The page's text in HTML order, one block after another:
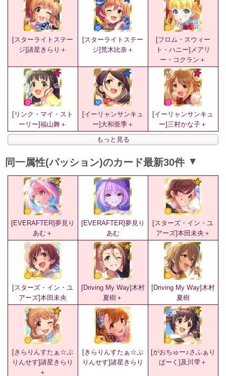
[スターライトステー
ジ]諸星きらり＋
[スターライトステー
ジ]荒木比奈＋
[フロム・スウィー
ト・ハニー]メアリ
ー・コクラン＋
[リンク・マイ・スト
ーリー]福山舞＋
[イーリャンサンキュ
ー]大和亜季＋
[イーリャンサンキュ
ー]三村かな子＋
もっと見る
同一属性(パッション)のカード最新30件 ▲
[EVERAFTER]夢見り
あむ＋
[EVERAFTER]夢見り
あむ
[スターズ・イン・ユ
アーズ]本田未央＋
[スターズ・イン・ユ
アーズ]本田未央
[Driving My Way]木村
夏樹＋
[Driving My Way]木村
夏樹
[きらりんすたぁ☆ぷ
りんせす]諸星きらり
＋
[きらりんすたぁ☆ぷ
りんせす]諸星きらり
[がおちゅー♪さふぁり
ぱーく]及川雫＋